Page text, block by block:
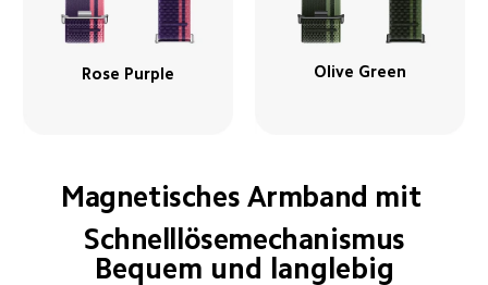
Rose Purple Olive Green
Magnetisches Armband mit
Schnelllösemechanismus
Bequem und langlebig